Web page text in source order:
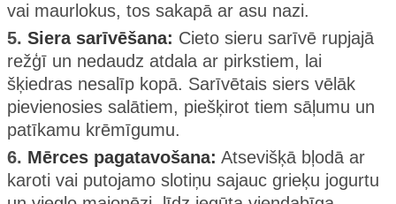
vai maurlokus, tos sakapā ar asu nazi.
5. Siera sarīvēšana: Cieto sieru sarīvē rupjajā
režģī un nedaudz atdala ar pirkstiem, lai
šķiedras nesalīp kopā. Sarīvētais siers vēlāk
pievienosies salātiem, piešķirot tiem sāļumu un
patīkamu krēmīgumu.
6. Mērces pagatavošana: Atsevišķā bļodā ar
karoti vai putojamo slotiņu sajauc grieķu jogurtu